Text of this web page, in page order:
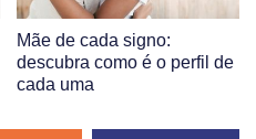
Mãe de cada signo:
descubra como é o perfil de
cada uma